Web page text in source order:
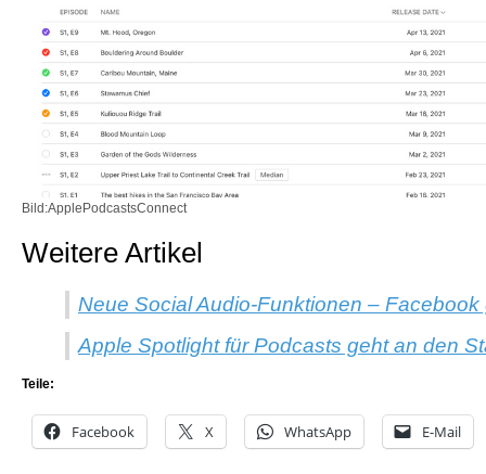
Bild:ApplePodcastsConnect
Weitere Artikel
Neue Social Audio-Funktionen – Facebook
Apple Spotlight für Podcasts geht an den
Teile:
Facebook X WhatsApp E-Mail